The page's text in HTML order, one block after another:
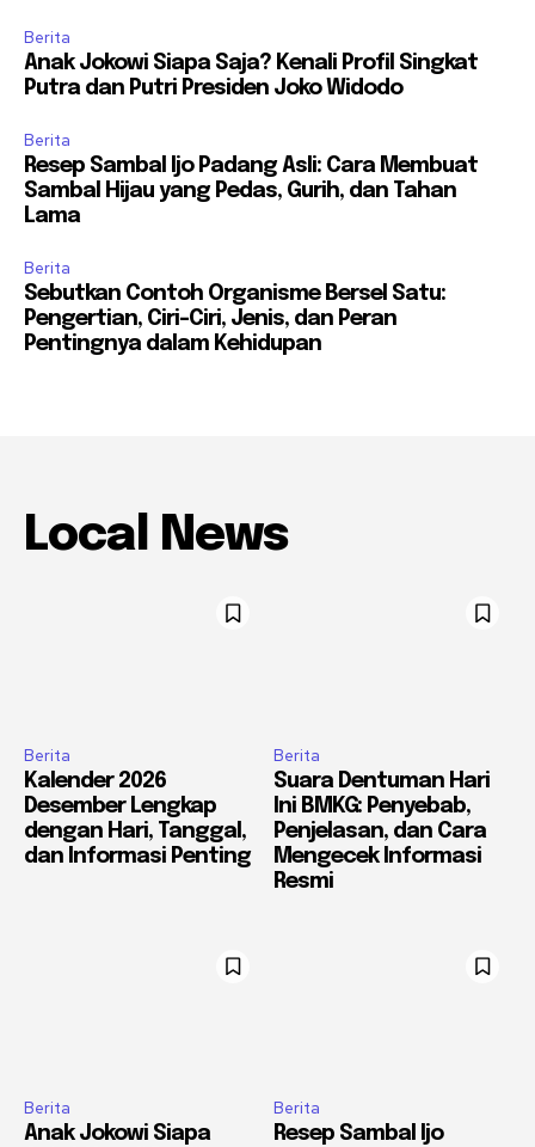
Berita
Anak Jokowi Siapa Saja? Kenali Profil Singkat
Putra dan Putri Presiden Joko Widodo
Berita
Resep Sambal Ijo Padang Asli: Cara Membuat
Sambal Hijau yang Pedas, Gurih, dan Tahan
Lama
Berita
Sebutkan Contoh Organisme Bersel Satu:
Pengertian, Ciri-Ciri, Jenis, dan Peran
Pentingnya dalam Kehidupan
Local News
Berita
Kalender 2026
Desember Lengkap
dengan Hari, Tanggal,
dan Informasi Penting
Berita
Suara Dentuman Hari
Ini BMKG: Penyebab,
Penjelasan, dan Cara
Mengecek Informasi
Resmi
Berita
Anak Jokowi Siapa
Berita
Resep Sambal Ijo